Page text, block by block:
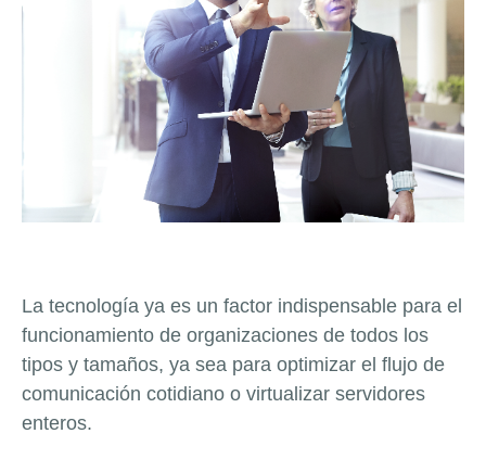
La tecnología ya es un factor indispensable para el
funcionamiento de organizaciones de todos los
tipos y tamaños, ya sea para optimizar el flujo de
comunicación cotidiano o virtualizar servidores
enteros.